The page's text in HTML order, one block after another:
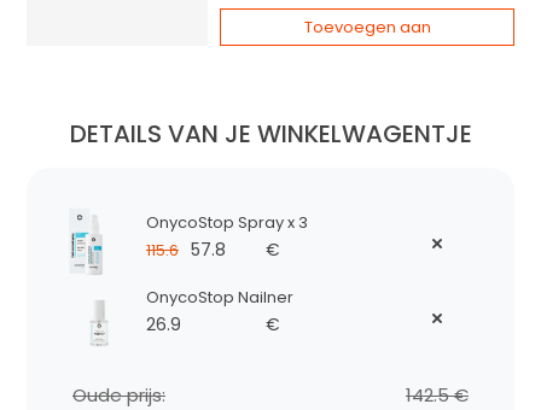
Toevoegen aan
DETAILS VAN JE WINKELWAGENTJE
OnycoStop Spray x 3
115.6 57.8 €
OnycoStop Nailner
26.9 €
Oude prijs:
142.5 €